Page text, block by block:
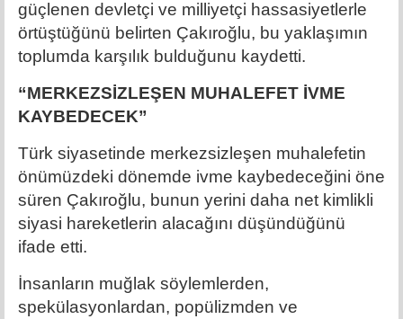
güçlenen devletçi ve milliyetçi hassasiyetlerle
örtüştüğünü belirten Çakıroğlu, bu yaklaşımın
toplumda karşılık bulduğunu kaydetti.
“MERKEZSİZLEŞEN MUHALEFET İVME
KAYBEDECEK”
Türk siyasetinde merkezsizleşen muhalefetin
önümüzdeki dönemde ivme kaybedeceğini öne
süren Çakıroğlu, bunun yerini daha net kimlikli
siyasi hareketlerin alacağını düşündüğünü
ifade etti.
İnsanların muğlak söylemlerden,
spekülasyonlardan, popülizmden ve